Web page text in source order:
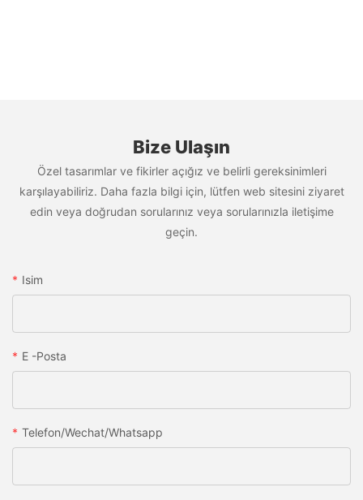
Bize Ulaşın
Özel tasarımlar ve fikirler açığız ve belirli gereksinimleri
karşılayabiliriz. Daha fazla bilgi için, lütfen web sitesini ziyaret
edin veya doğrudan sorularınız veya sorularınızla iletişime
geçin.
Isim
E -posta
Telefon/wechat/whatsapp